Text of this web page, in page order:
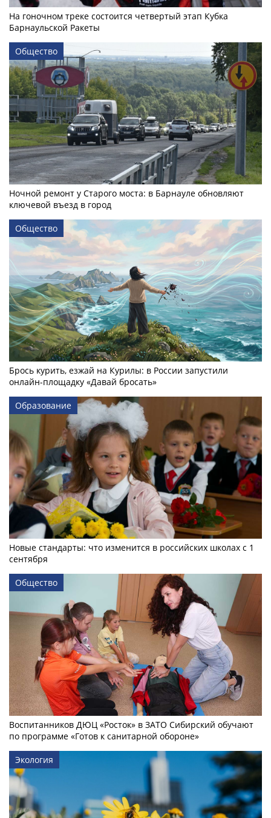
На гоночном треке состоится четвертый этап Кубка
Барнаульской Ракеты
Общество
Ночной ремонт у Старого моста: в Барнауле обновляют
ключевой въезд в город
Общество
Брось курить, езжай на Курилы: в России запустили
онлайн-­площадку «Давай бросать»
Образование
Новые стандарты: что изменится в российских школах с 1
сентября
Общество
Воспитанников ДЮЦ «Росток» в ЗАТО Сибирский обучают
по программе «Готов к санитарной обороне»
Экология